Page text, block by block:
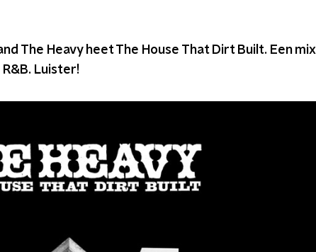
The Heavy heet The House That Dirt Built. Een mix
Luister!